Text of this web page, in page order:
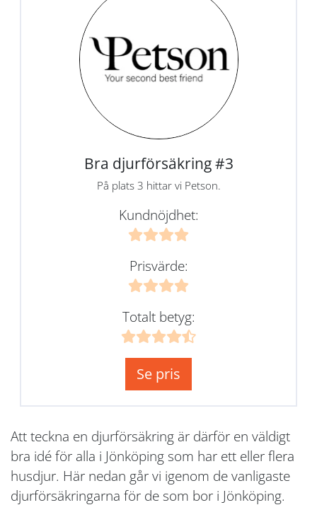
Bra djurförsäkring #3
På plats 3 hittar vi Petson.
Kundnöjdhet:
Prisvärde:
Totalt betyg:
Se pris
Att teckna en djurförsäkring är därför en väldigt
bra idé för alla i Jönköping som har ett eller flera
husdjur. Här nedan går vi igenom de vanligaste
djurförsäkringarna för de som bor i Jönköping.